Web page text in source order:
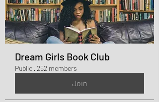
Dream Girls Book Club
Public · 252 members
Join